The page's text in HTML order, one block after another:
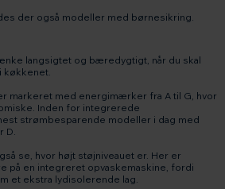
der også modeller med børnesikring.
langsigtet og bæredygtigt, når du skal
køkkenet.
markeret med energimærker fra A til G, hvor
Inden for integrerede
strømbesparende modeller i dag med
D.
se, hvor højt støjniveauet er. Her er
på en integreret opvaskemaskine, fordi
et ekstra lydisolerende lag.